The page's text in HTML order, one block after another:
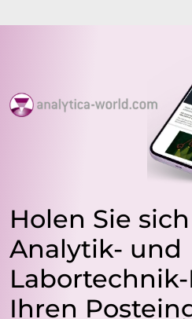
Holen Sie
Analytik- und
Ihren